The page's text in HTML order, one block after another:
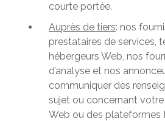
courte portée.
Auprès de tiers: nos
prestataires de services,
hébergeurs Web, nos
d’analyse et nos
communiquer des
sujet ou concernant
Web ou des plateformes